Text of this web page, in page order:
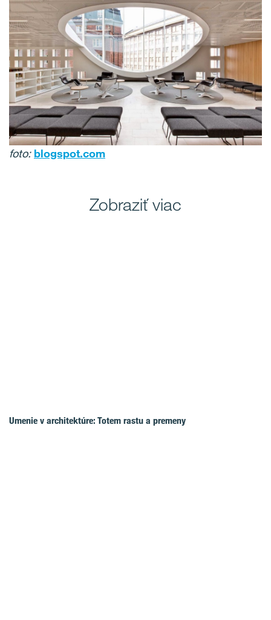
foto: blogspot.com
Zobraziť viac
Umenie v architektúre: Totem rastu a premeny